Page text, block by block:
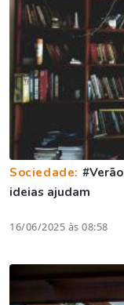
Sociedade:
ideias ajudam
16/06/2025 às 08:58